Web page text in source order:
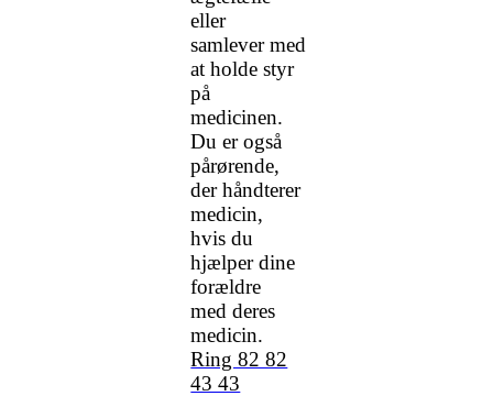
eller
samlevermed
at holde styr
på
medicinen.
Du er også
pårørende,
der håndterer
medicin,
hvis du
hjælper dine
forældre
med deres
medicin.
Ring 82 82
43 43